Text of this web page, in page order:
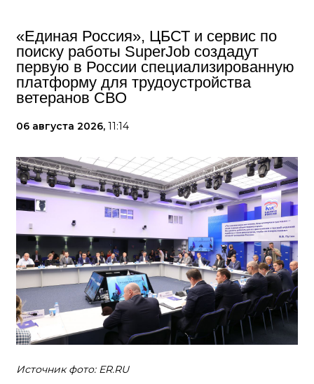
«Единая Россия», ЦБСТ и сервис по
поиску работы SuperJob создадут
первую в России специализированную
платформу для трудоустройства
ветеранов СВО
06 августа 2026, 11:14
Источник фото: ER.RU